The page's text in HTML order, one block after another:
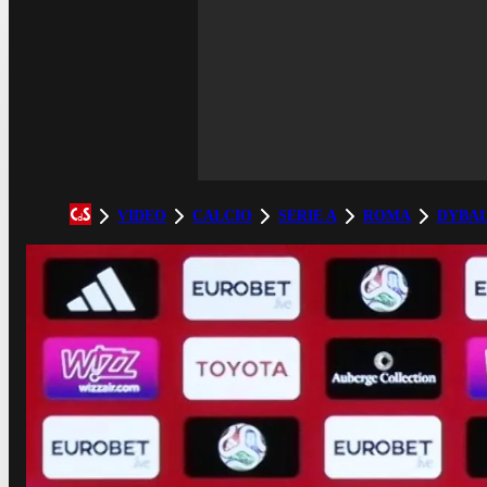
VIDEO CALCIO SERIE A ROMA